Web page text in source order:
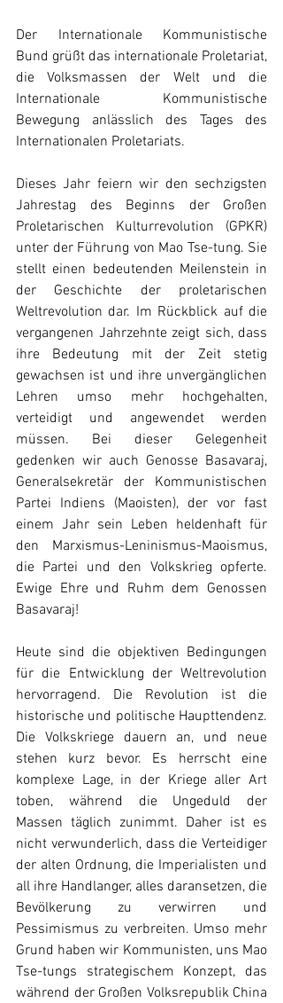
Der Internationale Kommunistische
Bund grüßt das internationale Proletariat,
die Volksmassen der Welt und die
Internationale Kommunistische
Bewegung anlässlich des Tages des
Internationalen Proletariats.
Dieses Jahr feiern wir den sechzigsten
Jahrestag des Beginns der Großen
Proletarischen Kulturrevolution (GPKR)
unter der Führung von Mao Tse-tung. Sie
stellt einen bedeutenden Meilenstein in
der Geschichte der proletarischen
Weltrevolution dar. Im Rückblick auf die
vergangenen Jahrzehnte zeigt sich, dass
ihre Bedeutung mit der Zeit stetig
gewachsen ist und ihre unvergänglichen
Lehren umso mehr hochgehalten,
verteidigt und angewendet werden
müssen. Bei dieser Gelegenheit
gedenken wir auch Genosse Basavaraj,
Generalsekretär der Kommunistischen
Partei Indiens (Maoisten), der vor fast
einem Jahr sein Leben heldenhaft für
den Marxismus-Leninismus-Maoismus,
die Partei und den Volkskrieg opferte.
Ewige Ehre und Ruhm dem Genossen
Basavaraj!
Heute sind die objektiven Bedingungen
für die Entwicklung der Weltrevolution
hervorragend. Die Revolution ist die
historische und politische Haupttendenz.
Die Volkskriege dauern an, und neue
stehen kurz bevor. Es herrscht eine
komplexe Lage, in der Kriege aller Art
toben, während die Ungeduld der
Massen täglich zunimmt. Daher ist es
nicht verwunderlich, dass die Verteidiger
der alten Ordnung, die Imperialisten und
all ihre Handlanger, alles daransetzen, die
Bevölkerung zu verwirren und
Pessimismus zu verbreiten. Umso mehr
Grund haben wir Kommunisten, uns Mao
Tse-tungs strategischem Konzept, das
während der Großen Volksrepublik China